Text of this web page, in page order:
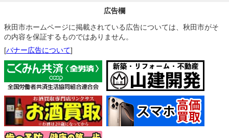
広告欄
秋田市ホームページに掲載されている広告については、秋田市がそ
の内容を保証するものではありません。
[バナー広告について]